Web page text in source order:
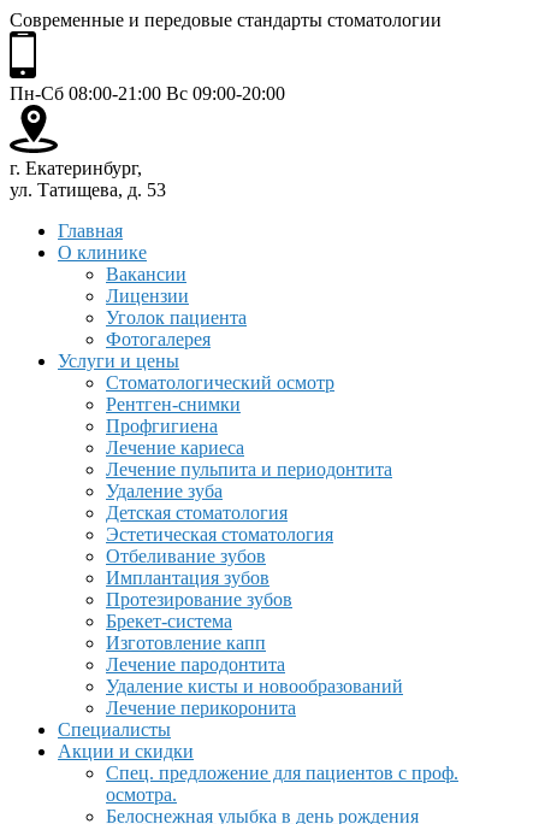
Современные и передовые стандарты стоматологии
Пн-Сб 08:00-21:00 Вс 09:00-20:00
г. Екатеринбург,
ул. Татищева, д. 53
Главная
О клинике
Вакансии
Лицензии
Уголок пациента
Фотогалерея
Услуги и цены
Стоматологический осмотр
Рентген-снимки
Профгигиена
Лечение кариеса
Лечение пульпита и периодонтита
Удаление зуба
Детская стоматология
Эстетическая стоматология
Отбеливание зубов
Имплантация зубов
Протезирование зубов
Брекет-система
Изготовление капп
Лечение пародонтита
Удаление кисты и новообразований
Лечение перикоронита
Специалисты
Акции и скидки
Спец. предложение для пациентов с проф.
осмотра.
Белоснежная улыбка в день рождения